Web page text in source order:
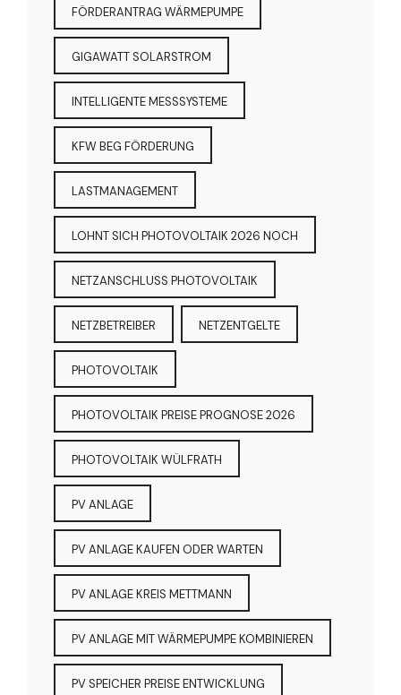
FÖRDERANTRAG WÄRMEPUMPE
GIGAWATT SOLARSTROM
INTELLIGENTE MESSSYSTEME
KFW BEG FÖRDERUNG
LASTMANAGEMENT
LOHNT SICH PHOTOVOLTAIK 2026 NOCH
NETZANSCHLUSS PHOTOVOLTAIK
NETZBETREIBER NETZENTGELTE
PHOTOVOLTAIK
PHOTOVOLTAIK PREISE PROGNOSE 2026
PHOTOVOLTAIK WÜLFRATH
PV ANLAGE
PV ANLAGE KAUFEN ODER WARTEN
PV ANLAGE KREIS METTMANN
PV ANLAGE MIT WÄRMEPUMPE KOMBINIEREN
PV SPEICHER PREISE ENTWICKLUNG